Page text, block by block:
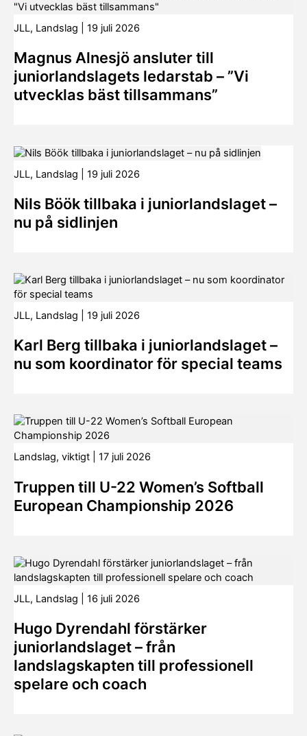
JLL, Landslag 19 juli 2026
Magnus Alnesjö ansluter till
juniorlandslagets ledarstab – ”Vi
utvecklas bäst tillsammans”
JLL, Landslag 19 juli 2026
Nils Böök tillbaka i juniorlandslaget –
nu på sidlinjen
JLL, Landslag 19 juli 2026
Karl Berg tillbaka i juniorlandslaget –
nu som koordinator för special teams
Landslag, viktigt 17 juli 2026
Truppen till U-22 Women’s Softball
European Championship 2026
JLL, Landslag 16 juli 2026
Hugo Dyrendahl förstärker
juniorlandslaget – från
landslagskapten till professionell
spelare och coach